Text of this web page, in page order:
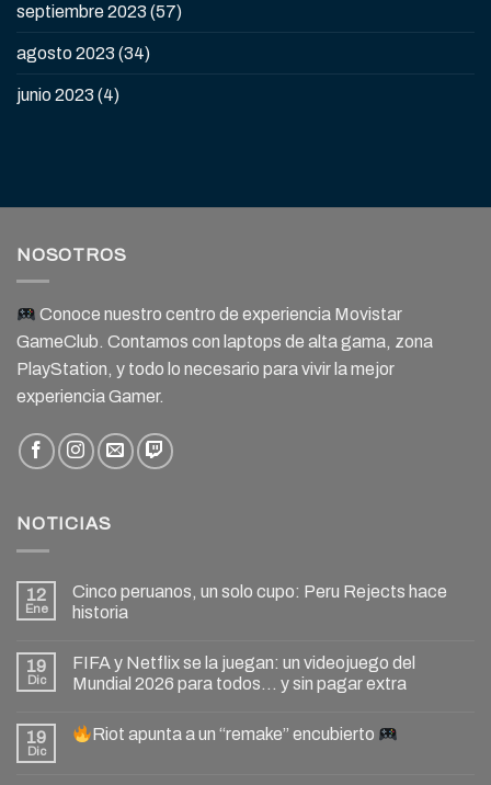
septiembre 2023 (57)
agosto 2023 (34)
junio 2023 (4)
NOSOTROS
Conoce nuestro centro de experiencia Movistar
GameClub. Contamos con laptops de alta gama, zona
PlayStation, y todo lo necesario para vivir la mejor
experiencia Gamer.
NOTICIAS
12
Ene
Cinco peruanos, un solo cupo: Peru Rejects hace
historia
19
Dic
FIFA y Netflix se la juegan: un videojuego del
Mundial 2026 para todos… y sin pagar extra
19
Dic
Riot apunta a un “remake” encubierto